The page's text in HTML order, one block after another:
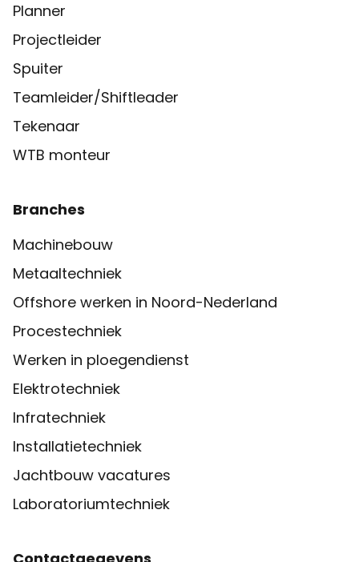
Planner
Projectleider
Spuiter
Teamleider/Shiftleader
Tekenaar
WTB monteur
Branches
Machinebouw
Metaaltechniek
Offshore werken in Noord-Nederland
Procestechniek
Werken in ploegendienst
Elektrotechniek
Infratechniek
Installatietechniek
Jachtbouw vacatures
Laboratoriumtechniek